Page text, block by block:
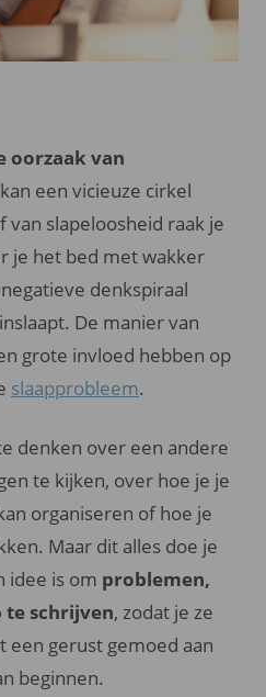
oorzaak van
een vicieuze cirkel
slapeloosheid raak je
je het bed met wakker
denkspiraal
De manier van
grote invloed hebben op
slaapprobleem.
denken over een andere
te kijken, over hoe je je
organiseren of hoe je
Maar dit alles doe je
idee is om problemen,
te schrijven, zodat je ze
gerust gemoed aan
beginnen.